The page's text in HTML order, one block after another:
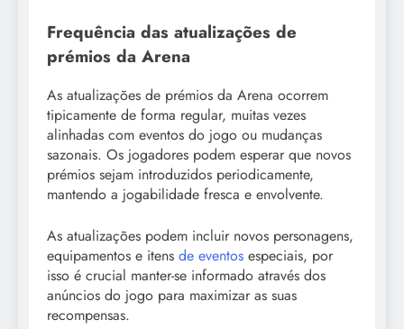
Frequência das atualizações de
prémios da Arena
As atualizações de prémios da Arena ocorrem
tipicamente de forma regular, muitas vezes
alinhadas com eventos do jogo ou mudanças
sazonais. Os jogadores podem esperar que novos
prémios sejam introduzidos periodicamente,
mantendo a jogabilidade fresca e envolvente.
As atualizações podem incluir novos personagens,
equipamentos e itens de eventos especiais, por
isso é crucial manter-se informado através dos
anúncios do jogo para maximizar as suas
recompensas.